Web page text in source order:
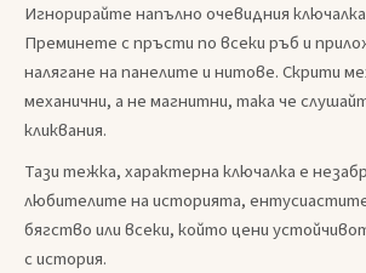
Игнорирайте напълно очевидния
Преминете с пръсти по всеки ръб и
налягане на панелите и нитове. Скрити
механични, а не магнитни, така че
кликвания.
Тази тежка, характерна ключалка е
любителите на историята,
бягство или всеки, който цени
с история.